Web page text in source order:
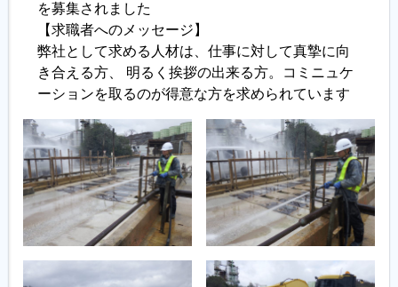
を募集されました
【求職者へのメッセージ】
弊社として求める人材は、仕事に対して真摯に向
き合える方、 明るく挨拶の出来る方。コミニュケ
ーションを取るのが得意な方を求められています